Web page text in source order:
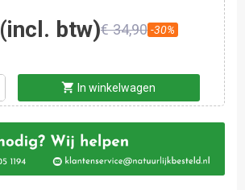
(incl. btw)€ 34,90 -30%
shopping_cart In winkelwagen